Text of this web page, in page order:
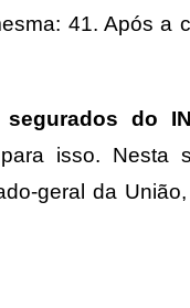
41. Após a
do
isso. Nesta
geral da